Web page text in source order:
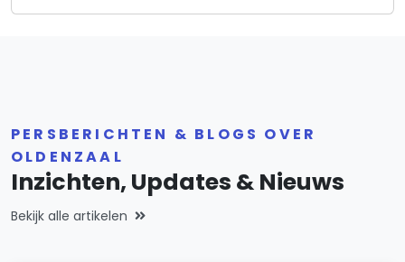
PERSBERICHTEN & BLOGS OVER
OLDENZAAL
Inzichten, Updates & Nieuws
Bekijk alle artikelen